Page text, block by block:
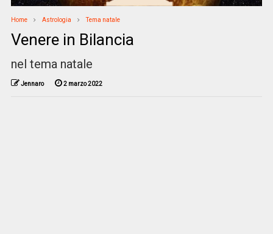
Home Astrologia Tema natale
Venere in Bilancia
nel tema natale
Jennaro 2 marzo 2022